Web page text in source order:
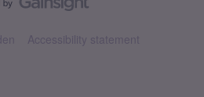
Accessibility statement